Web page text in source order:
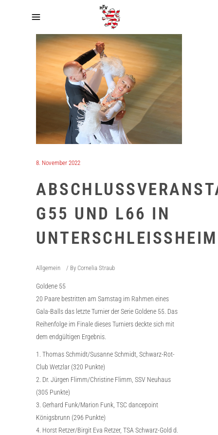
8. November 2022
G55 UND L66 IN
UNTERSCHLEISSHEIM
Allgemein By Cornelia Straub
Goldene 55
20 Paare bestritten am Samstag im Rahmen eines
Gala-Balls das letzte Turnier der Serie Goldene 55. Das
Reihenfolge im Finale dieses Turniers deckte sich mit
dem endgültigen Ergebnis.
1. Thomas Schmidt/Susanne Schmidt, Schwarz-Rot-
Club Wetzlar (320 Punkte)
2. Dr. Jürgen Flimm/Christine Flimm, SSV Neuhaus
(305 Punkte)
3. Gerhard Funk/Marion Funk, TSC dancepoint
Königsbrunn (296 Punkte)
4. Horst Retzer/Birgit Eva Retzer, TSA Schwarz-Gold d.